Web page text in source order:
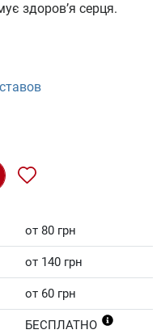
здоров’я серця.
от 80 грн
от 140 грн
от 60 грн
БЕСПЛАТНО